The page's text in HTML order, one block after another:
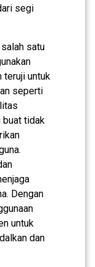
segi
satu
teruji untuk
seperti
buat tidak
Dengan
untuk
dan